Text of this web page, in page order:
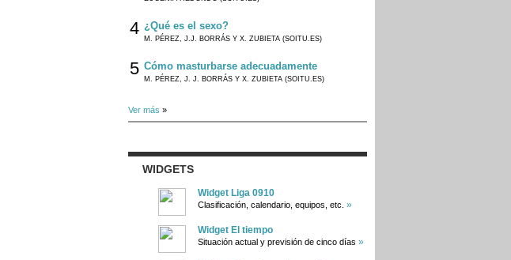
4 ¿Qué es el sexo?
M. PÉREZ, J.J. BORRÁS Y X. ZUBIETA (SOITU.ES)
5 Cómo masturbarse adecuadamente
M. PÉREZ, J. J. BORRÁS Y X. ZUBIETA (SOITU.ES)
Ver más »
WIDGETS
Widget Liga 0910
Clasificación, calendario, equipos, etc. »
Widget El tiempo
Situación actual y previsión de cinco días »